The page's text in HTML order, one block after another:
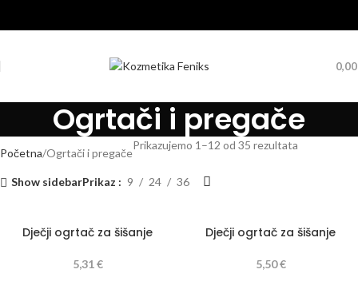
Ogrtači i pregače
Početna Ogrtači i pregače
Prikazujemo 1–12 od 35 rezultata
Show sidebarPrikaz 9 24 36
Dječji ogrtač za šišanje
5,31€
Dječji ogrtač za šišanje
5,50€